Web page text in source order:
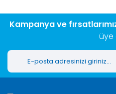
Kampanya ve
üye